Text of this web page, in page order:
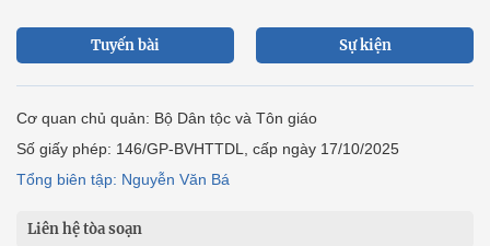
Tuyến bài Sự kiện
Cơ quan chủ quản: Bộ Dân tộc và Tôn giáo
Số giấy phép: 146/GP-BVHTTDL, cấp ngày 17/10/2025
Tổng biên tập: Nguyễn Văn Bá
Liên hệ tòa soạn